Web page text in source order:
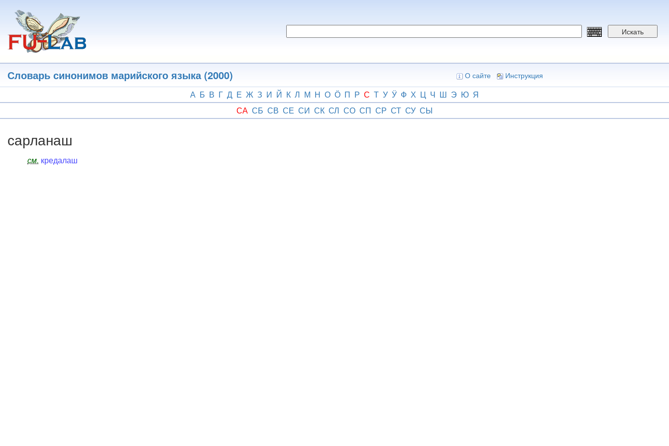
основному
содержанию
Искать
Словарь синонимов марийского языка (2000) О сайте Инструкция
А Б В Г Д Е Ж З И Й К Л М Н О Ӧ П Р С Т У Ӱ Ф Х Ц Ч Ш Э Ю Я
СА СБ СВ СЕ СИ СК СЛ СО СП СР СТ СУ СЫ
сарланаш
см. кредалаш